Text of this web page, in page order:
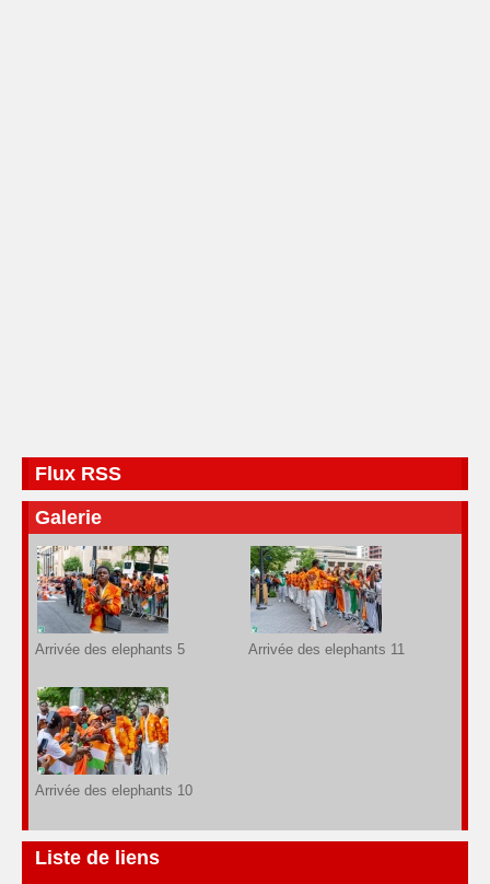
Flux RSS
Galerie
Arrivée des elephants 5 Arrivée des elephants 11
Arrivée des elephants 10
Liste de liens